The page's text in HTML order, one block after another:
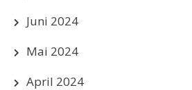
Juni 2024
Mai 2024
April 2024